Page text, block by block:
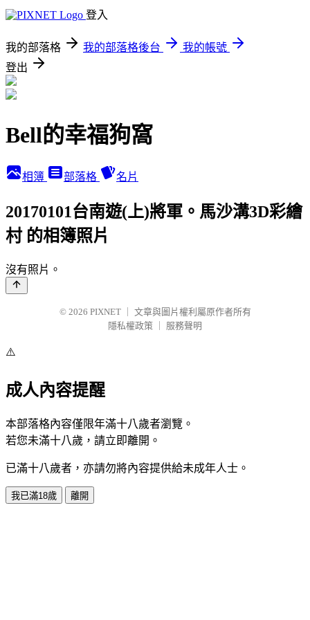
登入
我的部落格 我的部落格後台
我的帳號
登出
Bell的幸福狗窩
相簿 部落格 名片
20170101台南遊(上)將軍。馬沙溝3D彩繪
村 的相簿照片
沒有照片。
© 2026 PIXNET
文章與圖片權利屬原作者所有
隱私權政策
服務聲明
⚠️
成人內容提醒
本部落格內容僅限年滿十八歲者瀏覽。
若您未滿十八歲，請立即離開。
已滿十八歲者，亦請勿將內容提供給未成年人士。
我已滿18歲 離開